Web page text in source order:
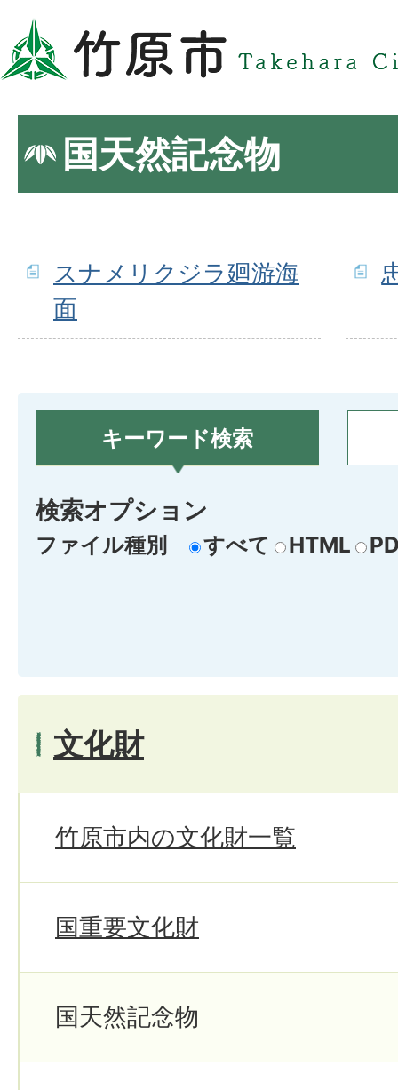
国天然記念物
スナメリクジラ廻游海
面
キーワード検索
検索オプション
ファイル種別 すべて HTML
文化財
竹原市内の文化財一覧
国重要文化財
国天然記念物